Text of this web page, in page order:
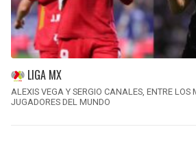
LIGA MX
ALEXIS VEGA Y SERGIO CANALES, ENTRE LOS
JUGADORES DEL MUNDO